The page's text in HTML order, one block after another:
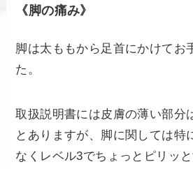
《脚の痛み》
脚は太ももから足首にかけてお
た。
取扱説明書には皮膚の薄い部分
とありますが、脚に関しては特
なくレベル3でちょっとピリッと